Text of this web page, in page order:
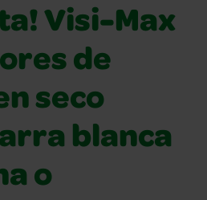
Visi-Max
de
seco
blanca
o